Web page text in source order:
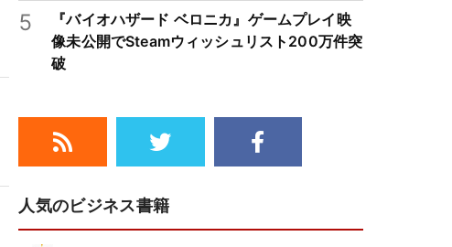
5
『バイオハザード ベロニカ』ゲームプレイ映
像未公開でSteamウィッシュリスト200万件突
破
人気のビジネス書籍